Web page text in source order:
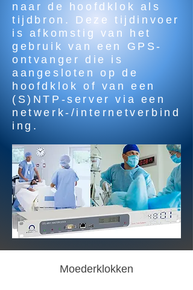
naar de hoofdklok als
tijdbron. Deze tijdinvoer
is afkomstig van het
gebruik van een GPS-
ontvanger die is
aangesloten op de
hoofdklok of van een
(S)NTP-server via een
netwerk-/internetverbind
ing.
Moederklokken